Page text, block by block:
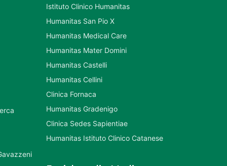
Istituto Clinico Humanitas
Humanitas San Pio X
Humanitas Medical Care
Humanitas Mater Domini
Humanitas Castelli
Humanitas Cellini
Clinica Fornaca
Humanitas Gradenigo
Clinica Sedes Sapientiae
Humanitas Istituto Clinico Catanese